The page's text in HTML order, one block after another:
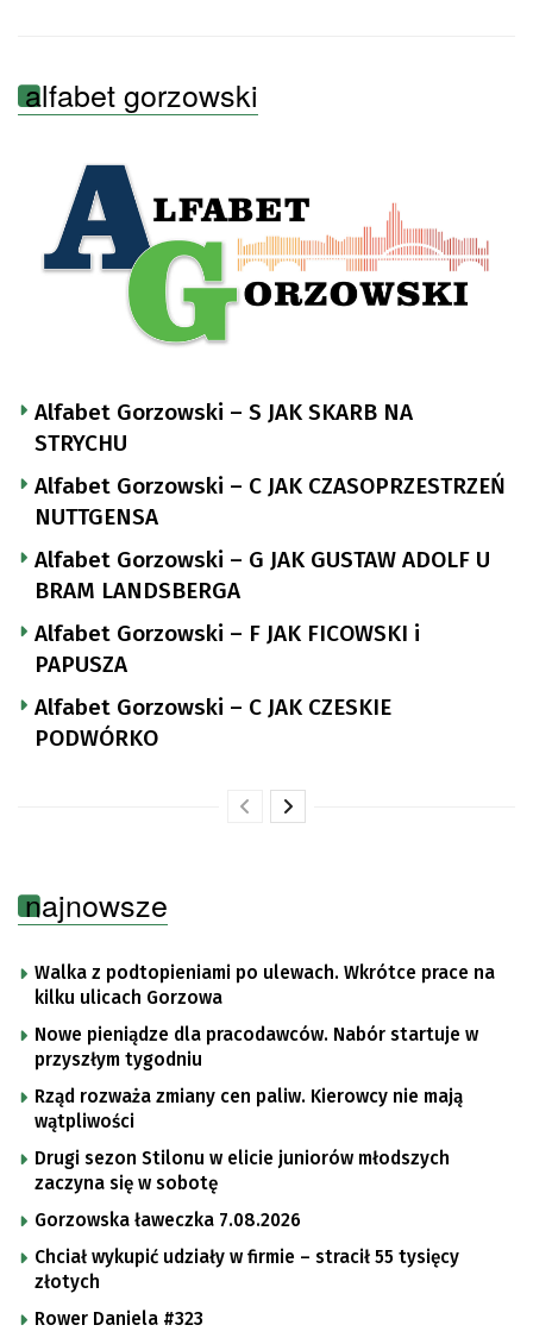
alfabet gorzowski
Alfabet Gorzowski – S JAK SKARB NA
STRYCHU
Alfabet Gorzowski – C JAK CZASOPRZESTRZEŃ
NUTTGENSA
Alfabet Gorzowski – G JAK GUSTAW ADOLF U
BRAM LANDSBERGA
Alfabet Gorzowski – F JAK FICOWSKI i
PAPUSZA
Alfabet Gorzowski – C JAK CZESKIE
PODWÓRKO
najnowsze
Walka z podtopieniami po ulewach. Wkrótce prace na
kilku ulicach Gorzowa
Nowe pieniądze dla pracodawców. Nabór startuje w
przyszłym tygodniu
Rząd rozważa zmiany cen paliw. Kierowcy nie mają
wątpliwości
Drugi sezon Stilonu w elicie juniorów młodszych
zaczyna się w sobotę
Gorzowska ławeczka 7.08.2026
Chciał wykupić udziały w firmie – stracił 55 tysięcy
złotych
Rower Daniela #323